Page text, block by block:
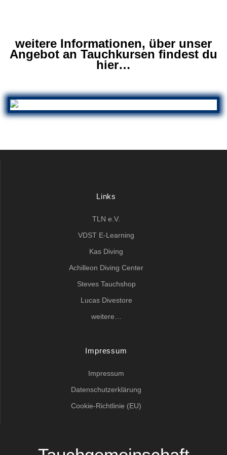
weitere Informationen, über unser
Angebot an Tauchkursen findest du
hier…
DTSA / KTSA / AK / SK
Links
TLN e.V.
VDST E-Learning
Kas Diving
Achilleon Diving Center
Steves Tauchshop
Lucas Divestore
weitere…
Impressum
Impressum
Datenschutzerklärung
Cookie-Richtlinie (EU)